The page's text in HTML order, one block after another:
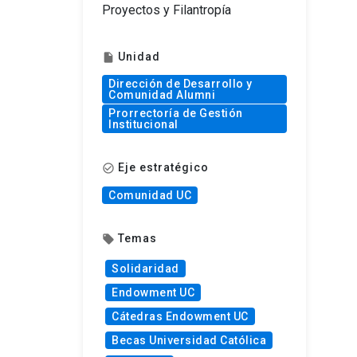
Proyectos y Filantropía
insert_drive_file Unidad
Dirección de Desarrollo y
Comunidad Alumni
Prorrectoría de Gestión
Institucional
check_circle_outline Eje estratégico
Comunidad UC
local_offer Temas
Solidaridad
Endowment UC
Cátedras Endowment UC
Becas Universidad Católica